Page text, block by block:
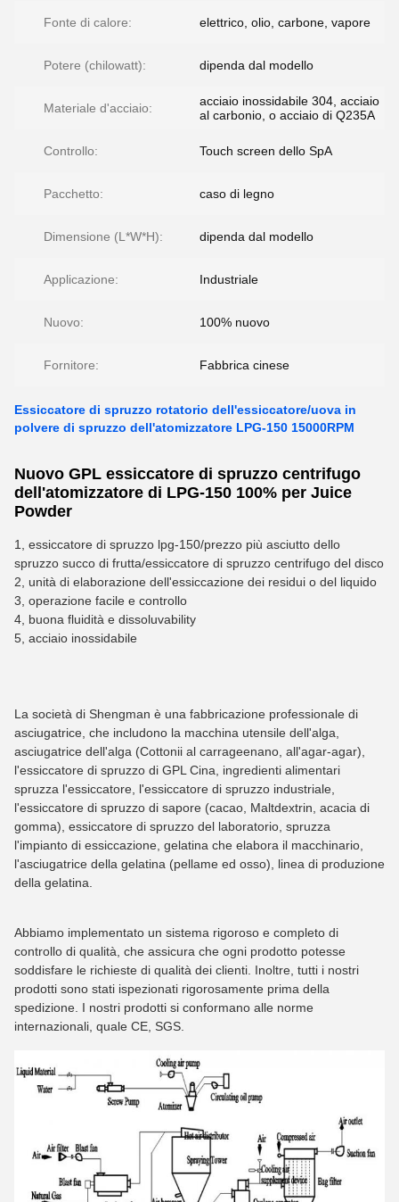
Fonte di calore: elettrico, olio, carbone, vapore
Potere (chilowatt): dipenda dal modello
Materiale d'acciaio:
acciaio inossidabile 304, acciaio
al carbonio, o acciaio di Q235A
Controllo: Touch screen dello SpA
Pacchetto: caso di legno
Dimensione (L*W*H): dipenda dal modello
Applicazione: Industriale
Nuovo: 100% nuovo
Fornitore: Fabbrica cinese
Essiccatore di spruzzo rotatorio dell'essiccatore/uova in
polvere di spruzzo dell'atomizzatore LPG-150 15000RPM
Nuovo GPL essiccatore di spruzzo centrifugo
dell'atomizzatore di LPG-150 100% per Juice
Powder
1, essiccatore di spruzzo lpg-150/prezzo più asciutto dello
spruzzo succo di frutta/essiccatore di spruzzo centrifugo del disco
2, unità di elaborazione dell'essiccazione dei residui o del liquido
3, operazione facile e controllo
4, buona fluidità e dissoluvability
5, acciaio inossidabile
La società di Shengman è una fabbricazione professionale di
asciugatrice, che includono la macchina utensile dell'alga,
asciugatrice dell'alga (Cottonii al carrageenano, all'agar-agar),
l'essiccatore di spruzzo di GPL Cina, ingredienti alimentari
spruzza l'essiccatore, l'essiccatore di spruzzo industriale,
l'essiccatore di spruzzo di sapore (cacao, Maltdextrin, acacia di
gomma), essiccatore di spruzzo del laboratorio, spruzza
l'impianto di essiccazione, gelatina che elabora il macchinario,
l'asciugatrice della gelatina (pellame ed osso), linea di produzione
della gelatina.
Abbiamo implementato un sistema rigoroso e completo di
controllo di qualità, che assicura che ogni prodotto potesse
soddisfare le richieste di qualità dei clienti. Inoltre, tutti i nostri
prodotti sono stati ispezionati rigorosamente prima della
spedizione. I nostri prodotti si conformano alle norme
internazionali, quale CE, SGS.